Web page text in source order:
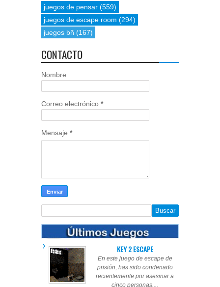
juegos de pensar (559)
juegos de escape room (294)
juegos bñ (167)
CONTACTO
Nombre
Correo electrónico *
Mensaje *
KEY 2 ESCAPE
En este juego de escape de
prisión, has sido condenado
recientemente por asesinar a
cinco personas,...